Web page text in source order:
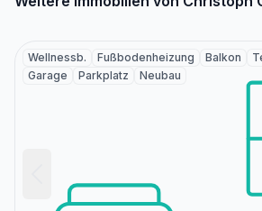
Wellnessb. Fußbodenheizung Balkon
Garage
Parkplatz Neubau